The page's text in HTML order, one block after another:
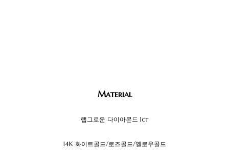
Material
랩그로운 다이아몬드 1ct
14K 화이트골드/로즈골드/옐로우골드